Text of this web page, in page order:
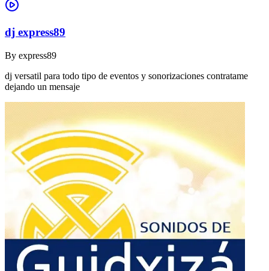
dj express89
By express89
dj versatil para todo tipo de eventos y sonorizaciones contratame
dejando un mensaje